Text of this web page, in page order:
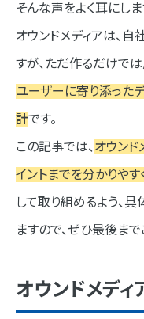
③顧客との関係構
STEP1 目的設定
STEP3 サイト設
オウンドメディア制作
②コミュニケーシ
そんな声をよく耳にしま
オウンドメディアは、
すが、ただ作るだけで
ユーザーに寄り添った
計です。
この記事では、オウン
イントまでを分かりやす
して取り組めるよう、
ますので、ぜひ最後まで
オウンドメディ